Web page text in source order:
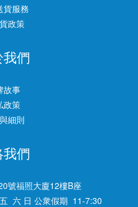
貨服務
政策
們
故事
政策
細則
們
號福照大廈12樓B座
六 日 公衆假期 11-7:30